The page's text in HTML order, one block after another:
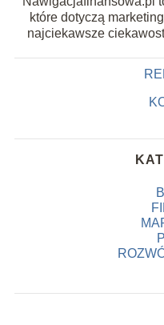
które dotyczą
najciekawsze